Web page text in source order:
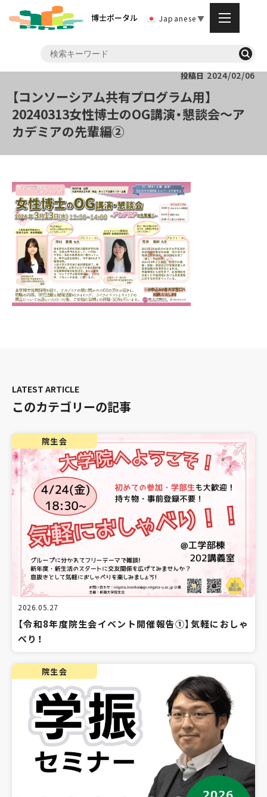
博士ポータル Japanese▼
投稿日 2024/02/06
【コンソーシアム共有プログラム用】
20240313女性博士のOG講演・懇談会～ア
カデミアの先輩編②
このカテゴリーの記事
院生会
2026.05.27
【令和8年度院生会イベント開催報告①】気軽におしゃ
べり！
院生会